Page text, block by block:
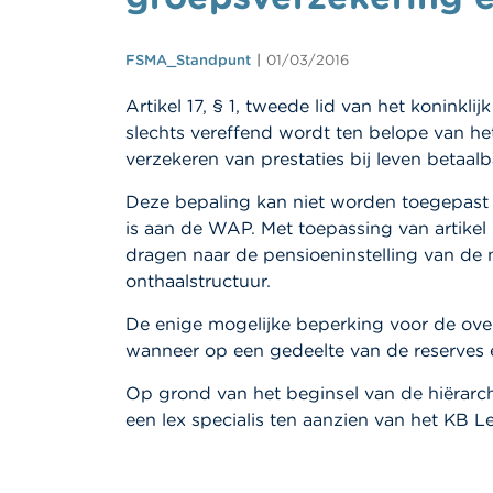
FSMA_Standpunt 01/03/2016
Artikel 17, § 1, tweede lid van het
slechts vereffend wordt ten belope van
verzekeren van prestaties bij leven
Deze bepaling kan niet worden
is aan de WAP. Met toepassing van
dragen naar de pensioeninstelling van
onthaalstructuur.
De enige mogelijke beperking voor de
wanneer op een gedeelte van de
Op grond van het beginsel van de
een lex specialis ten aanzien van het KB